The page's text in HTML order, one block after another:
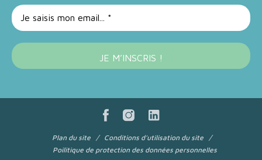
Plan du site
Conditions d’utilisation du site
Poilitique de protection des données personnelles